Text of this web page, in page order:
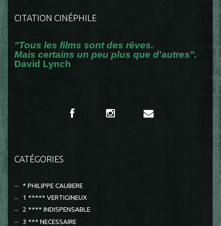
CITATION CINÉPHILE
"Tous les films sont des rêves.
Mais certains un peu plus que d'autres".
David Lynch
CATÉGORIES
* PHILIPPE CAUBERE
1 ***** VERTIGINEUX
2 **** INDISPENSABLE
3 *** NECESSAIRE